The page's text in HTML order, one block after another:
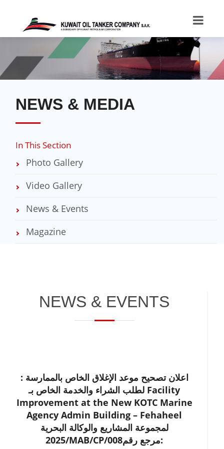
NEWS & MEDIA
In This Section
Photo Gallery
Video Gallery
News & Events
Magazine
NEWS & EVENTS
: اعلان تصحيح موعد الإغلاق الخاص بالممارسة
لطلب الشراء والخدمة الخاص بـ Facility
Improvement at the New KOTC Marine
Agency Admin Building – Fehaheel
لمجموعة المشاريع والوكالة البحرية
2025/MAB/CP/008مرجع رقم: